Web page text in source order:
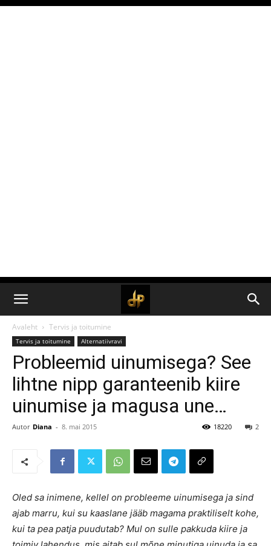
Avaleht Tervis ja toitumine
Tervis ja toitumine Alternatiivravi
Probleemid uinumisega? See
lihtne nipp garanteenib kiire
uinumise ja magusa une…
Autor Diana - 8. mai 2015 2
18220
Oled sa inimene, kellel on probleeme uinumisega ja sind
ajab marru, kui su kaaslane jääb magama praktiliselt kohe,
kui ta pea patja puudutab? Mul on sulle pakkuda kiire ja